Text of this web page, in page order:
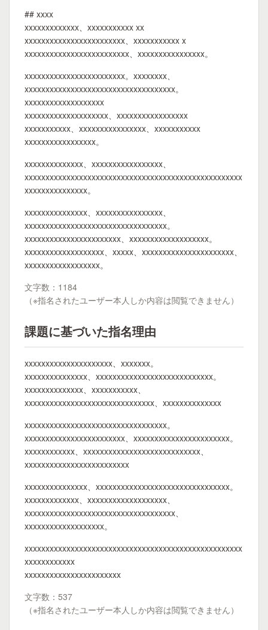
## xxxx
xxxxxxxxxxxxx、xxxxxxxxxxx xx
xxxxxxxxxxxxxxxxxxxxxxxx、xxxxxxxxxxx x
xxxxxxxxxxxxxxxxxxxxxxxxx、xxxxxxxxxxxxxxxx。
xxxxxxxxxxxxxxxxxxxxxxxx。xxxxxxxx、
xxxxxxxxxxxxxxxxxxxxxxxxxxxxxxxxxxxx。
xxxxxxxxxxxxxxxxxxx
xxxxxxxxxxxxxxxxxxxx、xxxxxxxxxxxxxxxxx
xxxxxxxxxxx、xxxxxxxxxxxxxxxx、xxxxxxxxxxx
xxxxxxxxxxxxxxxxx。
xxxxxxxxxxxxxx、xxxxxxxxxxxxxxxxx、
xxxxxxxxxxxxxxxxxxxxxxxxxxxxxxxxxxxxxxxxxxxxxxxxxxxx
xxxxxxxxxxxxxxx。
xxxxxxxxxxxxxxx、xxxxxxxxxxxxxxxx、
xxxxxxxxxxxxxxxxxxxxxxxxxxxxxxxxxx。
xxxxxxxxxxxxxxxxxxxxxxx、xxxxxxxxxxxxxxxxxxx。
xxxxxxxxxxxxxxxxxxx、xxxxx、xxxxxxxxxxxxxxxxxxxxxx、
xxxxxxxxxxxxxxxxxx。
文字数：1184
（※指名されたユーザー本人しか内容は閲覧できません）
課題に基づいた指名理由
xxxxxxxxxxxxxxxxxxxxx、xxxxxxx。
xxxxxxxxxxxxxxx、xxxxxxxxxxxxxxxxxxxxxxxxxxxx。
xxxxxxxxxxxxxx、xxxxxxxxxxx、
xxxxxxxxxxxxxxxxxxxxxxxxxxxxxxx、xxxxxxxxxxxxxx
xxxxxxxxxxxxxxxxxxxxxxxxxxxxxxxxxx。
xxxxxxxxxxxxxxxxxxxxxxxx、xxxxxxxxxxxxxxxxxxxxxxx。
xxxxxxxxxxxx、xxxxxxxxxxxxxxxxxxxxxxxxxxxx、
xxxxxxxxxxxxxxxxxxxxxxxxx
xxxxxxxxxxxxxxx、xxxxxxxxxxxxxxxxxxxxxxxxxxxxxxxx。
xxxxxxxxxxxxx、xxxxxxxxxxxxxxxxxxx、
xxxxxxxxxxxxxxxxxxxxxxxxxxxxxxxxxxxx、
xxxxxxxxxxxxxxxxxxx。
xxxxxxxxxxxxxxxxxxxxxxxxxxxxxxxxxxxxxxxxxxxxxxxxxxxx
xxxxxxxxxxxx
xxxxxxxxxxxxxxxxxxxxxxx
文字数：537
（※指名されたユーザー本人しか内容は閲覧できません）